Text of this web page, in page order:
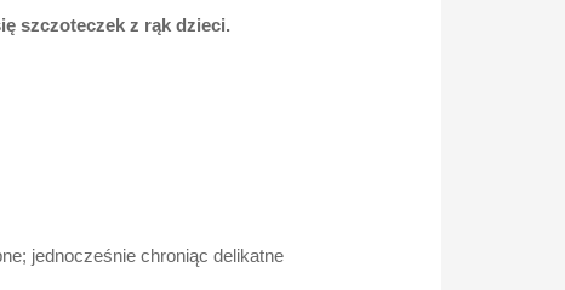
szczoteczek z rąk dzieci.
jednocześnie chroniąc delikatne